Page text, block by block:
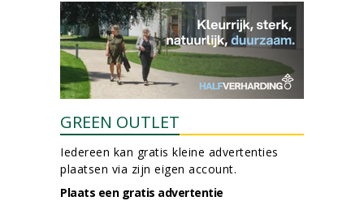
GREEN OUTLET
Iedereen kan gratis kleine advertenties
plaatsen via zijn eigen account.
Plaats een gratis advertentie